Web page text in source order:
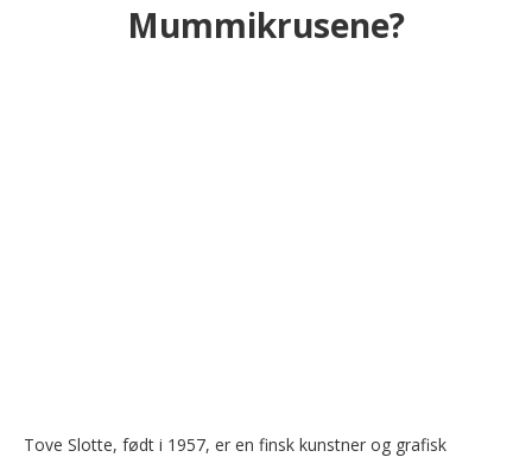
Mummikrusene?
Tove Slotte, født i 1957, er en finsk kunstner og grafisk